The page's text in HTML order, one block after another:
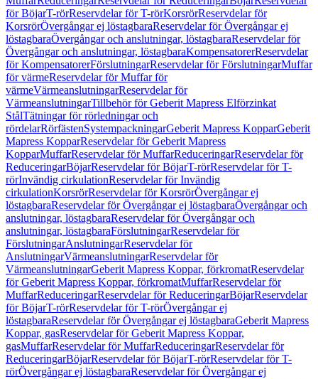
för BöjarT-rörReservdelar för T-rörKorsrörReservdelar för
KorsrörÖvergångar ej löstagbaraReservdelar för Övergångar ej
löstagbaraÖvergångar och anslutningar, löstagbaraReservdelar för
Övergångar och anslutningar, löstagbaraKompensatorerReservdelar
för KompensatorerFörslutningarReservdelar för FörslutningarMuffar
för värmeReservdelar för Muffar för
värmeVärmeanslutningarReservdelar för
VärmeanslutningarTillbehör för Geberit Mapress Elförzinkat
StålTätningar för rörledningar och
rördelarRörfästenSystempackningarGeberit Mapress KopparGeberit
Mapress KopparReservdelar för Geberit Mapress
KopparMuffarReservdelar för MuffarReduceringarReservdelar för
ReduceringarBöjarReservdelar för BöjarT-rörReservdelar för T-
rörInvändig cirkulationReservdelar för Invändig
cirkulationKorsrörReservdelar för KorsrörÖvergångar ej
löstagbaraReservdelar för Övergångar ej löstagbaraÖvergångar och
anslutningar, löstagbaraReservdelar för Övergångar och
anslutningar, löstagbaraFörslutningarReservdelar för
FörslutningarAnslutningarReservdelar för
AnslutningarVärmeanslutningarReservdelar för
VärmeanslutningarGeberit Mapress Koppar, förkromatReservdelar
för Geberit Mapress Koppar, förkromatMuffarReservdelar för
MuffarReduceringarReservdelar för ReduceringarBöjarReservdelar
för BöjarT-rörReservdelar för T-rörÖvergångar ej
löstagbaraReservdelar för Övergångar ej löstagbaraGeberit Mapress
Koppar, gasReservdelar för Geberit Mapress Koppar,
gasMuffarReservdelar för MuffarReduceringarReservdelar för
ReduceringarBöjarReservdelar för BöjarT-rörReservdelar för T-
rörÖvergångar ej löstagbaraReservdelar för Övergångar ej